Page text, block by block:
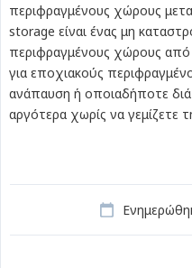
περιφραγμένους χώρους
storage είναι ένας μη
περιφραγμένους χώρους
για εποχιακούς
ανάπαυση ή οποιαδήποτε
αργότερα χωρίς να γεμίζετε